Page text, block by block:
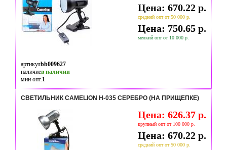
Цена: 670.22 р.
средний опт от 50 000 р.
Цена: 750.65 р.
мелкий опт от 10 000 р.
артикулbb009627
наличиев наличии
мин опт.1
СВЕТИЛЬНИК CAMELION H-035 СЕРЕБРО (НА ПРИЩЕПКЕ)
Цена: 626.37 р.
крупный опт от 100 000 р.
Цена: 670.22 р.
средний опт от 50 000 р.